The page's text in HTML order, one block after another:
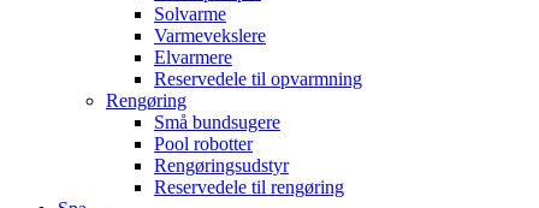
Solvarme
Varmevekslere
Elvarmere
Reservedele til opvarmning
Rengøring
Små bundsugere
Pool robotter
Rengøringsudstyr
Reservedele til rengøring